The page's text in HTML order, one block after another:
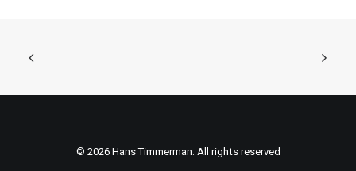
© 2026 Hans Timmerman. All rights reserved